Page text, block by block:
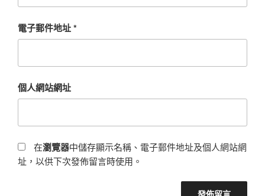
電子郵件地址*
個人網站網址
在瀏覽器中儲存顯示名稱、電子郵件地址及個人網站網
址，以供下次發佈留言時使用。